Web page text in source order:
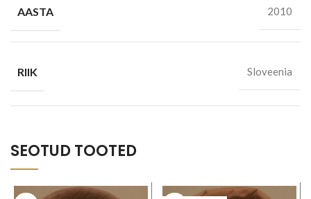
AASTA 2010
RIIK Sloveenia
SEOTUD TOOTED